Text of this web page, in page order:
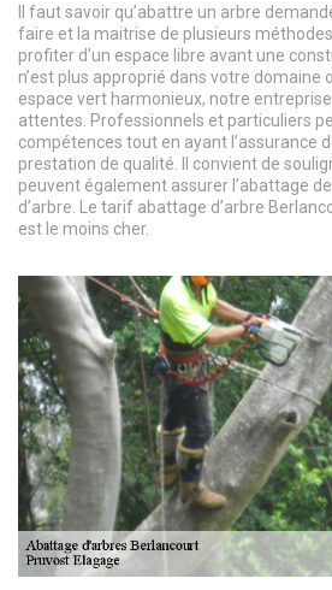
Il faut savoir qu’abattre un arbre
faire et la maitrise de plusieurs
profiter d’un espace libre avant une
n’est plus approprié dans votre domaine
espace vert harmonieux, notre
attentes. Professionnels et particuliers
compétences tout en ayant l’assurance
prestation de qualité. Il convient de
peuvent également assurer l’abattage
d’arbre. Le tarif abattage d’arbre
est le moins cher.